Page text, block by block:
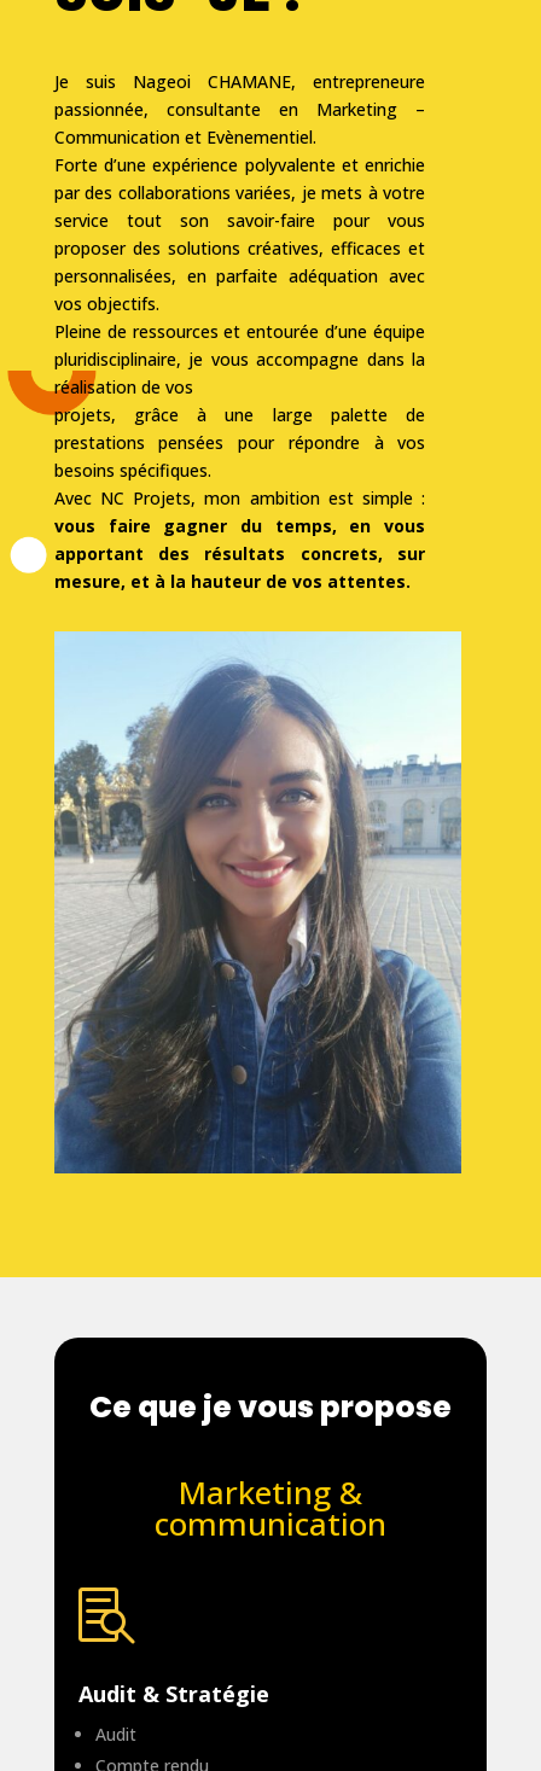
Je suis Nageoi CHAMANE, entrepreneure
passionnée, consultante en Marketing –
Communication et Evènementiel.
Forte d’une expérience polyvalente et enrichie
par des collaborations variées, je mets àvotre
service tout son savoir-faire pour vous
proposer des solutions créatives, efficaces et
personnalisées, en parfaite adéquation avec
vos objectifs.
Pleine de ressources et entourée d’une équipe
pluridisciplinaire, je vous accompagne dans la
réalisation de vos
projets, grâce à une large palette de
prestations pensées pour répondre à vos
besoins spécifiques.
Avec NC Projets, mon ambition est simple :
vous faire gagner du temps, en vous
apportant des résultats concrets, sur
mesure, et à la hauteur de vos attentes.
Ce que je vous propose
Marketing &
communication

Audit & Stratégie
Audit
Compte rendu